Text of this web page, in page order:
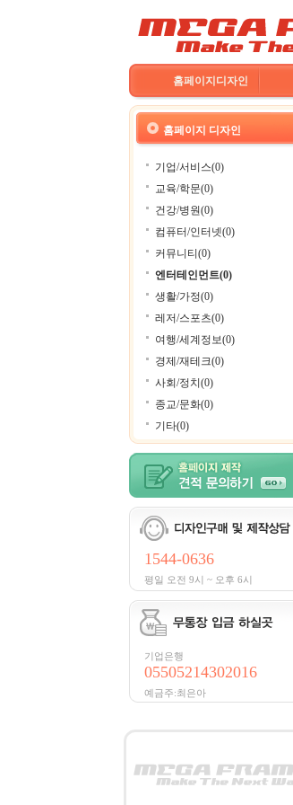
홈페이지디자인
홈페이지 디자인
기업/서비스(0)
교육/학문(0)
건강/병원(0)
컴퓨터/인터넷(0)
커뮤니티(0)
엔터테인먼트(0)
생활/가정(0)
레저/스포츠(0)
여행/세계정보(0)
경제/재테크(0)
사회/정치(0)
종교/문화(0)
기타(0)
1544-0636
평일 오전 9시 ~ 오후 6시
기업은행
05505214302016
예금주:최은아